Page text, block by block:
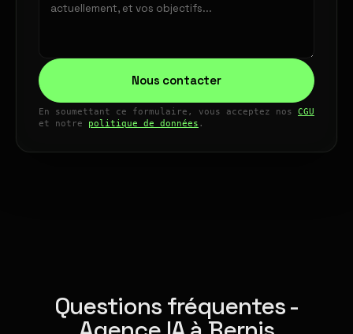
Nous contacter
En soumettant ce formulaire, vous acceptez nos CGU
et notre politique de données .
Questions fréquentes -